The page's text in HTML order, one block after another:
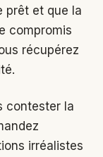
prêt et que la
compromis
récupérez
contester la
irréalistes